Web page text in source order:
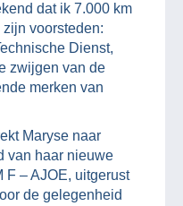
dat ik 7.000 km
voorsteden:
Dienst,
zwijgen van de
merken van
Maryse naar
van haar nieuwe
F – AJOE, uitgerust
de gelegenheid